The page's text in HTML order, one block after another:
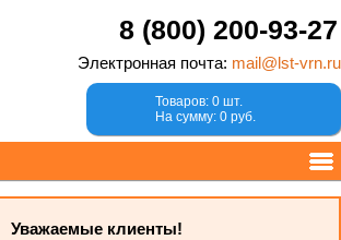
8 (800) 200-93-27
Электронная почта: mail@lst-vrn.ru
Товаров: 0 шт.
На сумму: 0 руб.
Уважаемые клиенты!